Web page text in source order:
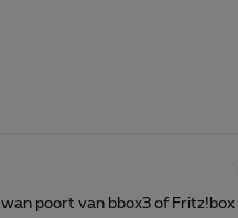
poort van bbox3 of Fritz!box